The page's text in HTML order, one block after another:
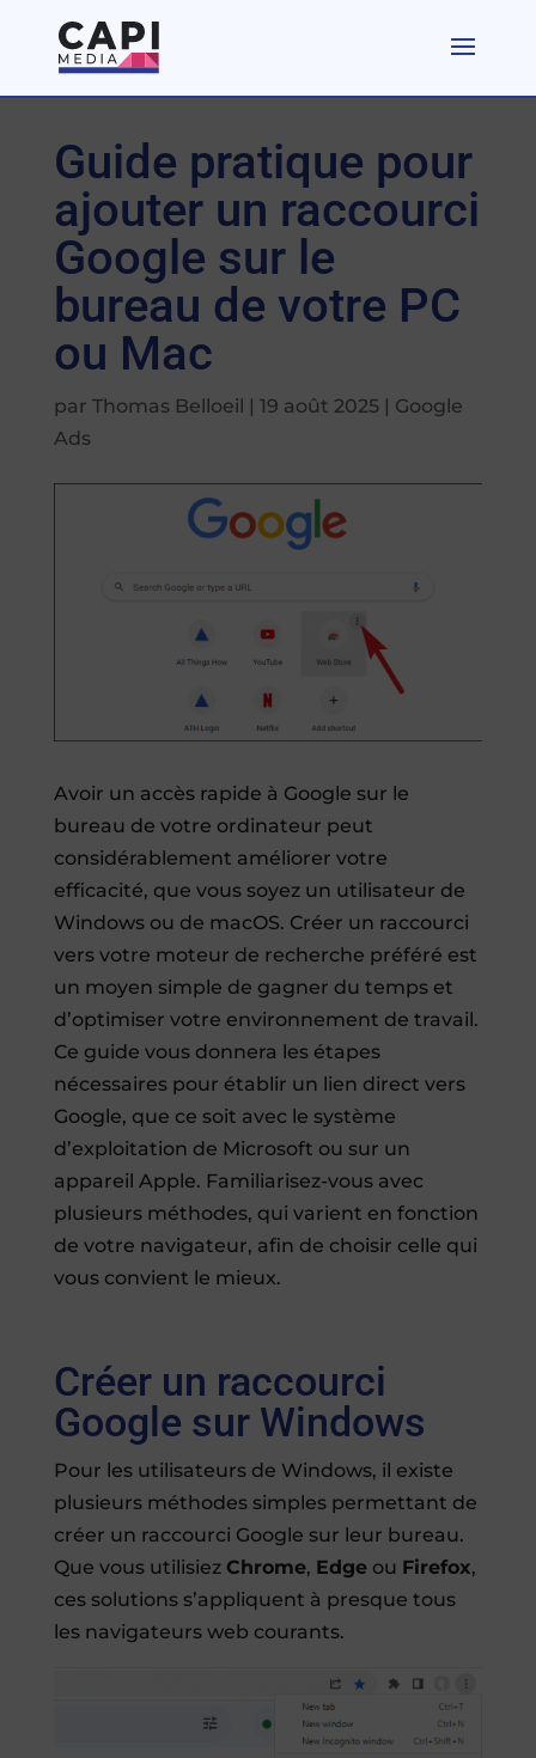
Guide pratique pour
ajouter un raccourci
Google sur le
bureau de votre PC
ou Mac
par Thomas Belloeil | 19 août 2025| Google
Ads
Avoir un accès rapide à Google sur le
bureau de votre ordinateur peut
considérablement améliorer votre
efficacité, que vous soyez un utilisateur de
Windows ou de macOS. Créer un raccourci
vers votre moteur de recherche préféré est
un moyen simple de gagner du temps et
d’optimiser votre environnement de travail.
Ce guide vous donnera les étapes
nécessaires pour établir un lien direct vers
Google, que ce soit avec le système
d’exploitation de Microsoft ou sur un
appareil Apple. Familiarisez-vous avec
plusieurs méthodes, qui varient en fonction
de votre navigateur, afin de choisir celle qui
vous convient le mieux.
Créer un raccourci
Google sur Windows
Pour les utilisateurs de Windows, il existe
plusieurs méthodes simples permettant de
créer un raccourci Google sur leur bureau.
Que vous utilisiez Chrome, Edgeou Firefox,
ces solutions s’appliquent à presque tous
les navigateurs web courants.